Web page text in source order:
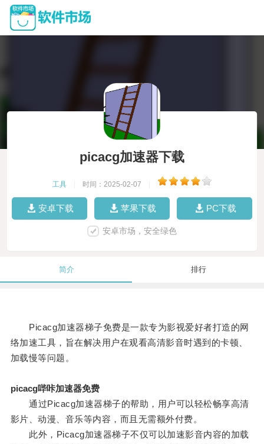
picacg加速器下载
工具 时间：2025-02-07
安卓下载 苹果下载 PC下载
安卓市场，安全绿色
简介 排行
Picacg加速器梯子免费是一款专为影视爱好者打造的网
络加速工具，旨在解决用户在观看高清影音时遇到的卡顿、
加载慢等问题。
picacg哔咔加速器免费
通过Picacg加速器梯子的帮助，用户可以轻松畅享高清
影片、动漫、音乐等内容，而且无需额外付费。
此外，Picacg加速器梯子不仅可以加速影音内容的加载